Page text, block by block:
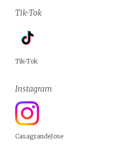
Tik-Tok
Tik-Tok
Instagram
CasagrandeJose